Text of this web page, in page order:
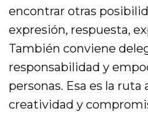
encontrar otras
expresión, respuesta,
También conviene
responsabilidad y
personas. Esa es la ruta
creatividad y